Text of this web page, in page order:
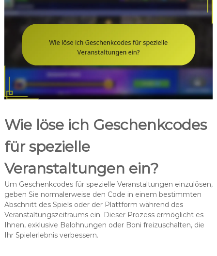
Wie löse ich Geschenkcodes
für spezielle
Veranstaltungen ein?
Um Geschenkcodes für spezielle Veranstaltungen einzulösen,
geben Sie normalerweise den Code in einem bestimmten
Abschnitt des Spiels oder der Plattform während des
Veranstaltungszeitraums ein. Dieser Prozess ermöglicht es
Ihnen, exklusive Belohnungen oder Boni freizuschalten, die
Ihr Spielerlebnis verbessern.